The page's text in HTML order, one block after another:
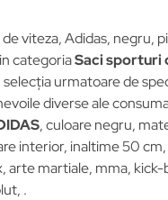
viteza, Adidas, negru,
categoriaSaci sporturi
urmatoare de
diverse ale
, culoare negru,
interior, inaltime 50
arte martiale, mma,
.